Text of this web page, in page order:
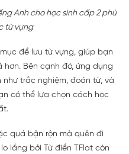
Anh cho học sinh cấp 2 phù
từ vựng
để lưu từ vựng, giúp bạn
Bên cạnh đó, ứng dụng
trắc nghiệm, đoán từ, và
có thể lựa chọn cách học
quá bận rộn mà quên đi
lắng bởi Từ điển TFlat còn